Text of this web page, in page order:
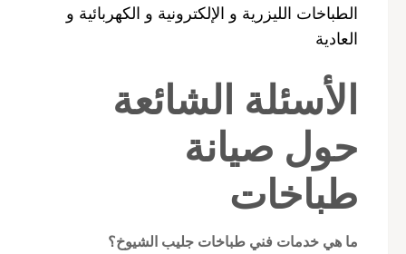
الطباخات الليزرية و الإلكترونية و الكهربائية و
العادية
الأسئلة الشائعة
حول صيانة
طباخات
ما هي خدمات فني طباخات جليب الشيوخ؟